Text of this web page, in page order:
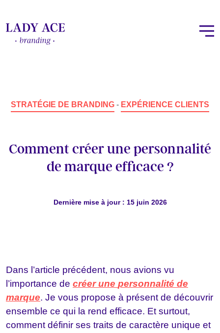
STRATÉGIE DE BRANDING - EXPÉRIENCE CLIENTS
Comment créer une personnalité
de marque efficace ?
Dernière mise à jour : 15 juin 2026
Dans l’article précédent, nous avions vu
l’importance de créer une personnalité de
marque. Je vous propose à présent de découvrir
ensemble ce qui la rend efficace. Et surtout,
comment définir ses traits de caractère unique et